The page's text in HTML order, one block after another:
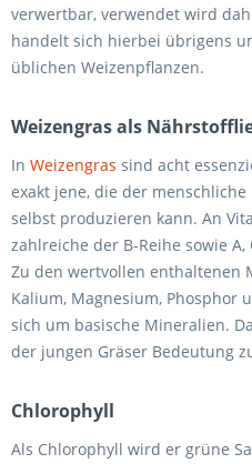
verwertbar, verwendet wird
handelt sich hierbei übrigens
üblichen Weizenpflanzen.
Weizengras als
In Weizengras sind acht
exakt jene, die der
selbst produzieren kann. An
zahlreiche der B-Reihe sowie
Zu den wertvollen enthaltenen
Kalium, Magnesium, Phosphor
sich um basische Mineralien.
der jungen Gräser Bedeutung
Chlorophyll
Als Chlorophyll wird er grüne